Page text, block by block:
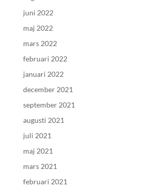
juni 2022
maj 2022
mars 2022
februari 2022
januari 2022
december 2021
september 2021
augusti 2021
juli 2021
maj 2021
mars 2021
februari 2021